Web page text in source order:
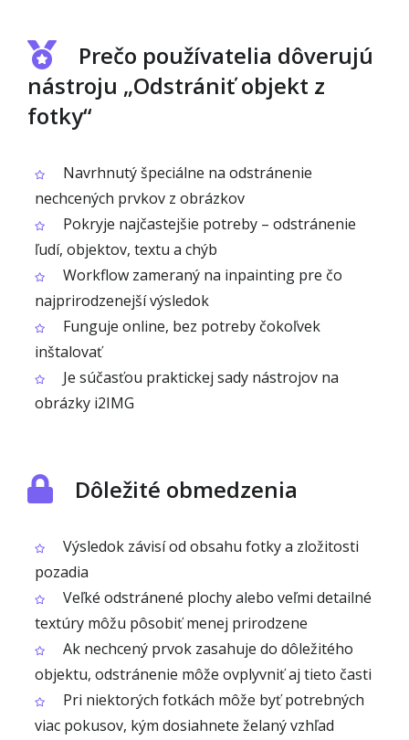
Prečo používatelia dôverujú
nástroju „Odstrániť objekt z
fotky“
Navrhnutý špeciálne na odstránenie
nechcených prvkov z obrázkov
Pokryje najčastejšie potreby – odstránenie
ľudí, objektov, textu a chýb
Workflow zameraný na inpainting pre čo
najprirodzenejší výsledok
Funguje online, bez potreby čokoľvek
inštalovať
Je súčasťou praktickej sady nástrojov na
obrázky i2IMG
Dôležité obmedzenia
Výsledok závisí od obsahu fotky a zložitosti
pozadia
Veľké odstránené plochy alebo veľmi detailné
textúry môžu pôsobiť menej prirodzene
Ak nechcený prvok zasahuje do dôležitého
objektu, odstránenie môže ovplyvniť aj tieto časti
Pri niektorých fotkách môže byť potrebných
viac pokusov, kým dosiahnete želaný vzhľad